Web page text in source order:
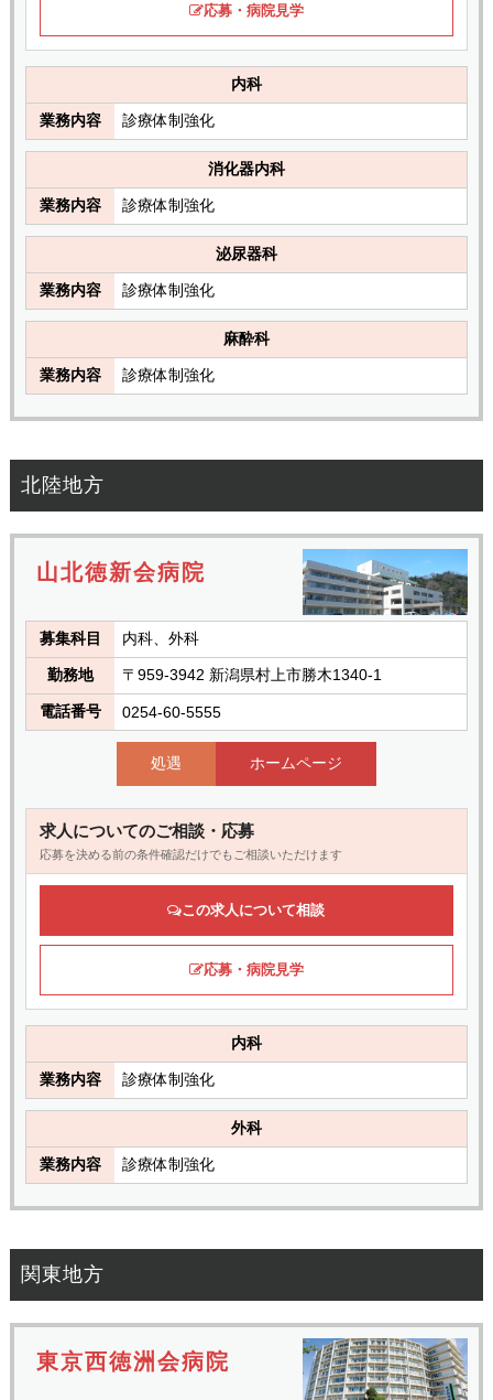
応募・病院見学
内科
業務内容 診療体制強化
消化器内科
業務内容 診療体制強化
泌尿器科
業務内容 診療体制強化
麻酔科
業務内容 診療体制強化
北陸地方
山北徳新会病院
募集科目 内科、外科
勤務地 〒959-3942 新潟県村上市勝木1340-1
電話番号 0254-60-5555
処遇 ホームページ
求人についてのご相談・応募
応募を決める前の条件確認だけでもご相談いただけます
この求人について相談
応募・病院見学
内科
業務内容 診療体制強化
外科
業務内容 診療体制強化
関東地方
東京西徳洲会病院